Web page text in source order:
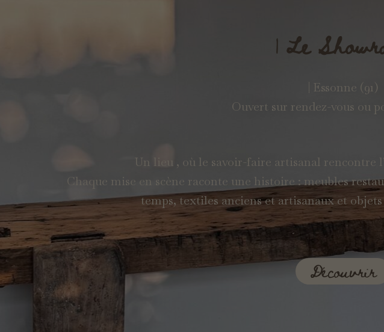
| Le
| Essonne (91)
Ouvert sur rendez-vous ou
Un lieu , où le savoir-faire artisanal rencontre
Chaque mise en scène raconte une histoire : meubles
temps, textiles anciens et artisanaux et objets
Découvrir